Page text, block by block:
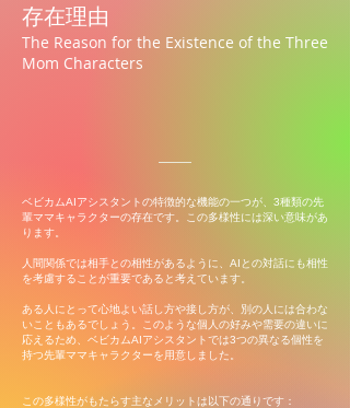
存在理由
The Reason for the Existence of the Three
Mom Characters
ベビカムAIアシスタントの特徴的な機能の一つが、3種類の先
輩ママキャラクターの存在です。この多様性には深い意味があ
ります。
人間関係では相手との相性があるように、AIとの対話にも相性
を考慮することが重要であると考えています。
ある人にとって心地よい話し方や接し方が、別の人には合わな
いこともあるでしょう。このような個人の好みや需要の違いに
応えるため、ベビカムAIアシスタントでは3つの異なる個性を
持つ先輩ママキャラクターを用意しました。
この多様性がもたらす主なメリットは以下の通りです：